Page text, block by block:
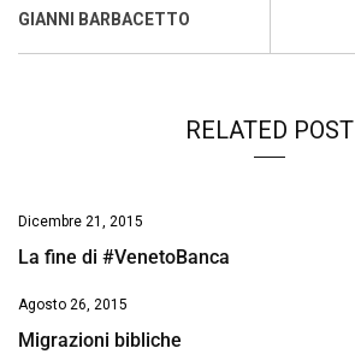
GIANNI BARBACETTO
RELATED POST
Dicembre 21, 2015
La fine di #VenetoBanca
Agosto 26, 2015
Migrazioni bibliche